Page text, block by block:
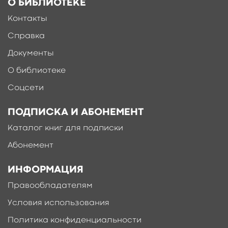
О БИБЛИОТЕКЕ
Контакты
Справка
Документы
О библиотеке
Соцсети
ПОДПИСКА И АБОНЕМЕНТ
Каталог книг для подписки
Абонемент
ИНФОРМАЦИЯ
Правообладателям
Условия использования
Политика конфиденциальности